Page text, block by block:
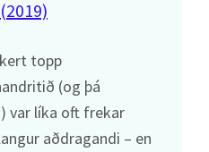
topp
(og þá
var líka oft frekar
aðdragandi – en